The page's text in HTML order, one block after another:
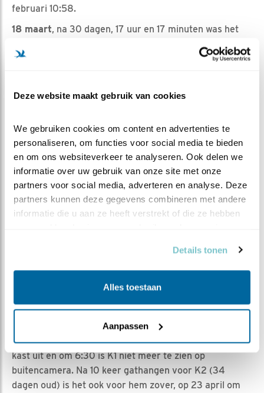
Deze website maakt gebruik van cookies
We gebruiken cookies om content en advertenties te
personaliseren, om functies voor social media te bieden
en om ons websiteverkeer te analyseren. Ook delen we
informatie over uw gebruik van onze site met onze
partners voor social media, adverteren en analyse. Deze
partners kunnen deze gegevens combineren met andere
informatie die u aan ze heeft verstrekt of die ze hebben
Details tonen
Alles toestaan
Aanpassen
februari 10:58.
18 maart, na 30 dagen, 17 uur en 17 minuten was het
dan zover, het eerste kuiken kwam uit het ei. Voordat K1
uit het ei kwam had Man bosuil (M) 72 prooien gebracht
zodat K1 gevoerd zou kunnen worden. K2 kwam op 20
, vanaf dit moment heeft V de kast ingeruild
voor buiten (samen met M). K1 is ondertussen 21 dagen
oud, K2 is 19 dagen en K3 is 17 dagen.
11 april, de kuikens worden geringd. Resultaten: K1, 24
dagen oud rechts geringd: Vleugellengte 141 mm en
gewicht 324 gram. K2 links geringd 22 dagen oud:
not least K3, 20 dagen oud en ook rechts geringd:
alle drie de kuikens zijn kerngezond.
hebben we de eerste gathanger (K1)! Na 4 keer in het
gat te hebben gehangen is het dan zover op 20 april
om 5:32. K1 (33 dagen oud) springt als eerste kuiken de
kast uit en om 6:30 is K1 niet meer te zien op
buitencamera. Na 10 keer gathangen voor K2 (34
dagen oud) is het ook voor hem zover, op 23 april om